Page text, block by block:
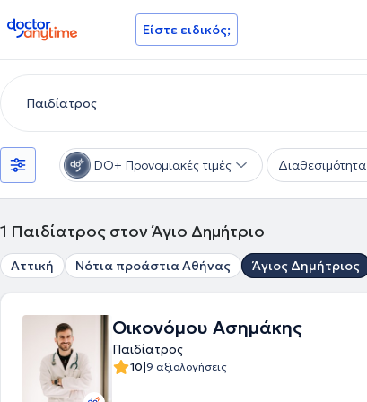
doctoranytime Είστε ειδικός;
DO+ Προνομιακές τιμές Διαθεσιμότητα
1 Παιδίατρος στον Άγιο Δημήτριο
Αττική Νότια προάστια Αθήνας Άγιος Δημήτριος
Οικονόμου Ασημάκης
Παιδίατρος
10|9 αξιολογήσεις